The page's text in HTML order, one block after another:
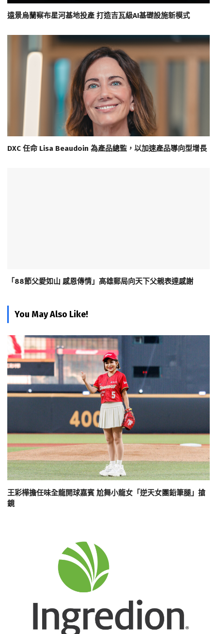
遠景烏蘭察布星河基地投產 打造吉瓦級AI基礎設施新模式
DXC 任命 Lisa Beaudoin 為產品總監，以加速產品導向型增長
「88節父愛如山 感恩傳情」高雄郵局向天下父親表達感謝
You May Also Like!
王彩樺擔任味全龍開球嘉賓 尬舞小龍女「逆天女團鉛筆腿」搶
鏡